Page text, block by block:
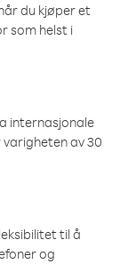
du kjøper et
som helst i
internasjonale
av 30
til å
og